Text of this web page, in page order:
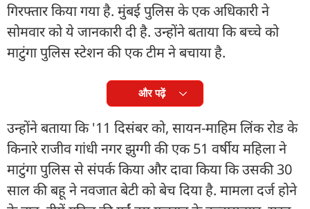
गिरफ्तार किया गया है. मुंबई पुलिस के एक अधिकारी ने
सोमवार को ये जानकारी दी है. उन्होंने बताया कि बच्चे को
माटुंगा पुलिस स्टेशन की एक टीम ने बचाया है.
और पढ़ें
उन्होंने बताया कि '11 दिसंबर को, सायन-माहिम लिंक रोड के
किनारे राजीव गांधी नगर झुग्गी की एक 51 वर्षीय महिला ने
माटुंगा पुलिस से संपर्क किया और दावा किया कि उसकी 30
साल की बहू ने नवजात बेटी को बेच दिया है. मामला दर्ज होने